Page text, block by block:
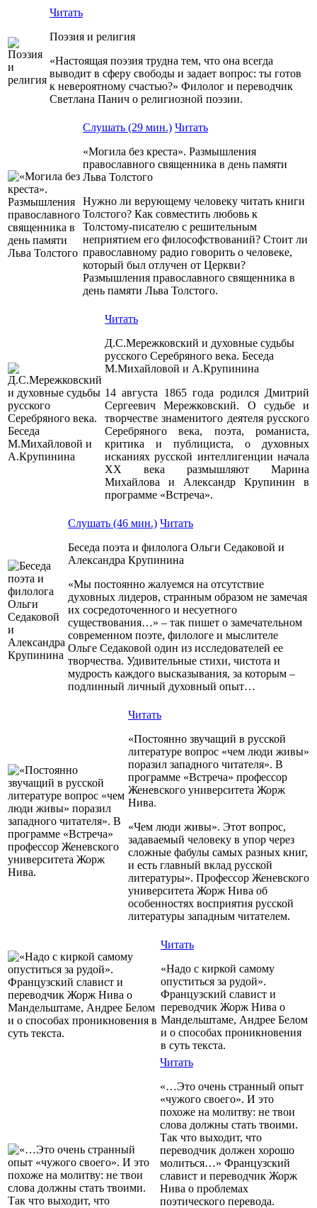
Читать
Поэзия и религия
«Настоящая поэзия трудна тем, что она всегда
выводит в сферу свободы и задает вопрос: ты готов
к невероятному счастью?» Филолог и переводчик
Светлана Панич о религиозной поэзии.
Слушать (29 мин.) Читать
«Могила без креста». Размышления
православного священника в день памяти
Льва Толстого
Нужно ли верующему человеку читать книги
Толстого? Как совместить любовь к
Толстому-писателю с решительным
неприятием его философствований? Стоит ли
православному радио говорить о человеке,
который был отлучен от Церкви?
Размышления православного священника в
день памяти Льва Толстого.
Читать
Д.С.Мережковский и духовные судьбы
русского Серебряного века. Беседа
М.Михайловой и А.Крупинина
14 августа 1865 года родился Дмитрий
Сергеевич Мережковский. О судьбе и
творчестве знаменитого деятеля русского
Серебряного века, поэта, романиста,
критика и публициста, о духовных
исканиях русской интеллигенции начала
ХХ века размышляют Марина
Михайлова и Александр Крупинин в
программе «Встреча».
Слушать (46 мин.) Читать
Беседа поэта и филолога Ольги Седаковой и
Александра Крупинина
«Мы постоянно жалуемся на отсутствие
духовных лидеров, странным образом не замечая
их сосредоточенного и несуетного
существования…» – так пишет о замечательном
современном поэте, филологе и мыслителе
Ольге Седаковой один из исследователей ее
творчества. Удивительные стихи, чистота и
мудрость каждого высказывания, за которым –
подлинный личный духовный опыт…
Читать
«Постоянно звучащий в русской
литературе вопрос «чем люди живы»
поразил западного читателя». В
программе «Встреча» профессор
Женевского университета Жорж
Нива.
«Чем люди живы». Этот вопрос,
задаваемый человеку в упор через
сложные фабулы самых разных книг,
и есть главный вклад русской
литературы». Профессор Женевского
университета Жорж Нива об
особенностях восприятия русской
литературы западным читателем.
Читать
«Надо с киркой самому
опуститься за рудой».
Французский славист и
переводчик Жорж Нива о
Мандельштаме, Андрее Белом
и о способах проникновения
в суть текста.
Читать
«…Это очень странный опыт
«чужого своего». И это
похоже на молитву: не твои
слова должны стать твоими.
Так что выходит, что
переводчик должен хорошо
молиться…» Французский
славист и переводчик Жорж
Нива о проблемах
поэтического перевода.